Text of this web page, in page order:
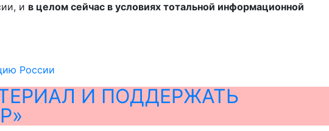
и в целом сейчас в условиях тотальной информационной
России
И ПОДДЕРЖАТЬ